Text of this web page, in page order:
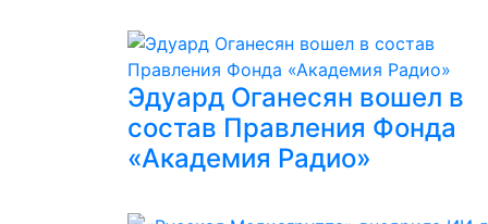
Эдуард Оганесян вошел в
состав Правления Фонда
«Академия Радио»